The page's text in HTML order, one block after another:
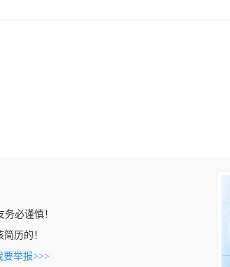
必谨慎！
历的！
要举报>>>